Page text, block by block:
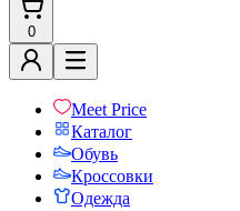
0
Meet Price
Каталог
Обувь
Кроссовки
Одежда